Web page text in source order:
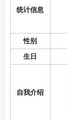
统计信息
性别
生日
自我介绍